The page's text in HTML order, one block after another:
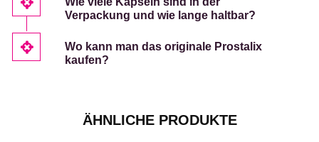
Verpackung und wie lange haltbar?
Wo kann man das originale Prostalix
kaufen?
ÄHNLICHE PRODUKTE